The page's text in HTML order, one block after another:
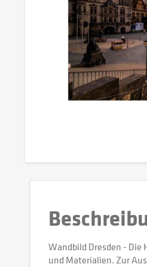
Wandbild Dresden -
und Materialien. Zur